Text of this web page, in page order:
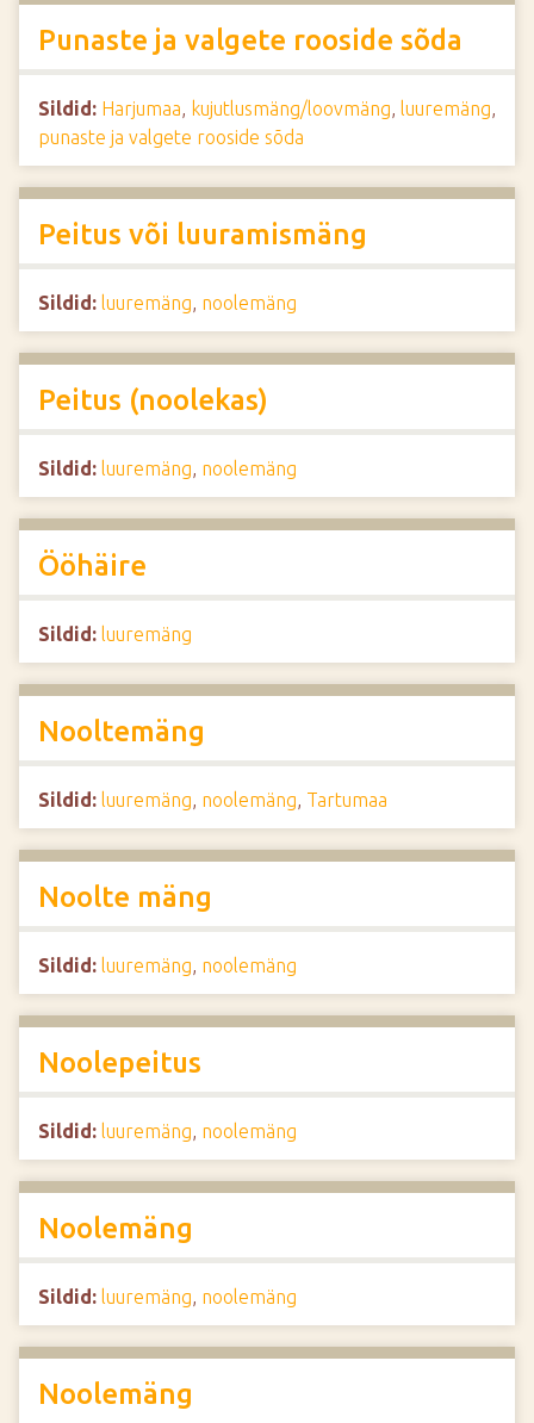
Punaste ja valgete rooside sõda
Sildid: Harjumaa, kujutlusmäng/loovmäng, luuremäng,
punaste ja valgete rooside sõda
Peitus või luuramismäng
Sildid: luuremäng, noolemäng
Peitus (noolekas)
Sildid: luuremäng, noolemäng
Ööhäire
Sildid: luuremäng
Nooltemäng
Sildid: luuremäng, noolemäng, Tartumaa
Noolte mäng
Sildid: luuremäng, noolemäng
Noolepeitus
Sildid: luuremäng, noolemäng
Noolemäng
Sildid: luuremäng, noolemäng
Noolemäng